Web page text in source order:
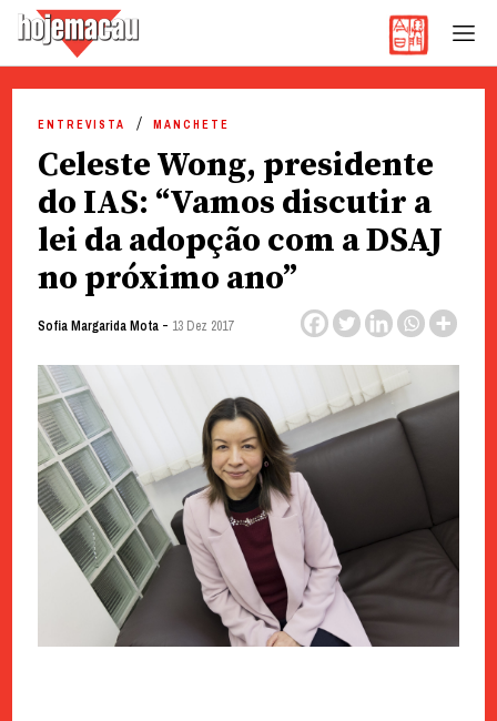
content
ENTREVISTA MANCHETE
Celeste Wong, presidente
do IAS: “Vamos discutir a
lei da adopção com a DSAJ
no próximo ano”
Sofia Margarida Mota- 13 Dez 2017